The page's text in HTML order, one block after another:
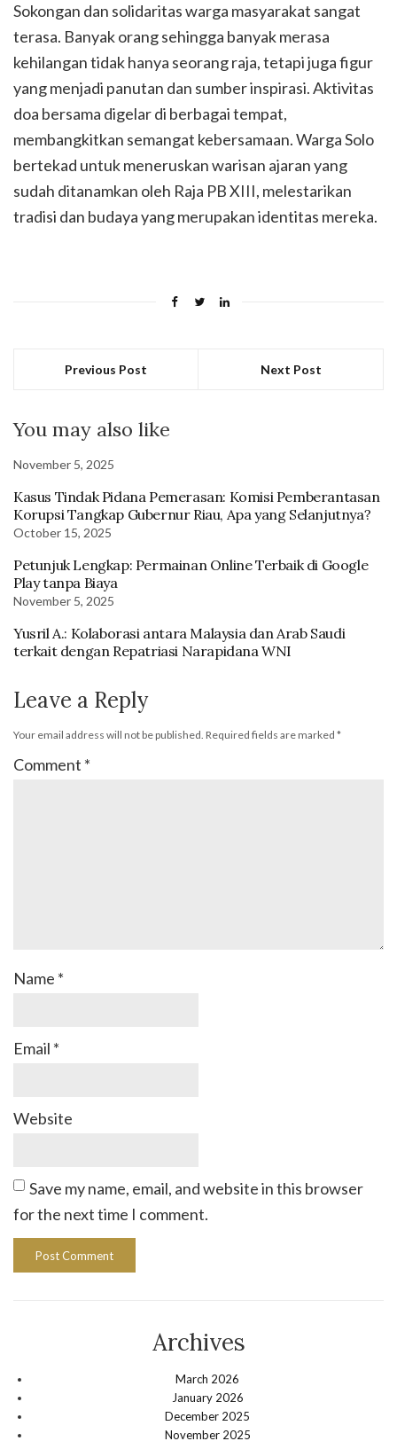
Sokongan dan solidaritas warga masyarakat sangat
terasa. Banyak orang sehingga banyak merasa
kehilangan tidak hanya seorang raja, tetapi juga figur
yang menjadi panutan dan sumber inspirasi. Aktivitas
doa bersama digelar di berbagai tempat,
membangkitkan semangat kebersamaan. Warga Solo
bertekad untuk meneruskan warisan ajaran yang
sudah ditanamkan oleh Raja PB XIII, melestarikan
tradisi dan budaya yang merupakan identitas mereka.
Previous Post Next Post
You may also like
November 5, 2025
Kasus Tindak Pidana Pemerasan: Komisi Pemberantasan
Korupsi Tangkap Gubernur Riau, Apa yang Selanjutnya?
October 15, 2025
Petunjuk Lengkap: Permainan Online Terbaik di Google
Play tanpa Biaya
November 5, 2025
Yusril A.: Kolaborasi antara Malaysia dan Arab Saudi
terkait dengan Repatriasi Narapidana WNI
Leave a Reply
Your email address will not be published. Required fields are marked *
Comment *
Name *
Email *
Website
Save my name, email, and website in this browser
for the next time I comment.
Archives
March 2026
January 2026
December 2025
November 2025